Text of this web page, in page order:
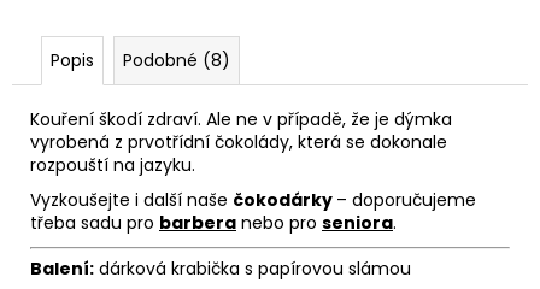
Popis Podobné (8)
Kouření škodí zdraví. Ale ne v případě, že je dýmka
vyrobená z prvotřídní čokolády, která se dokonale
rozpouští na jazyku.
Vyzkoušejte i další naše čokodárky – doporučujeme
třeba sadu pro barbera nebo pro seniora.
Balení: dárková krabička s papírovou slámou